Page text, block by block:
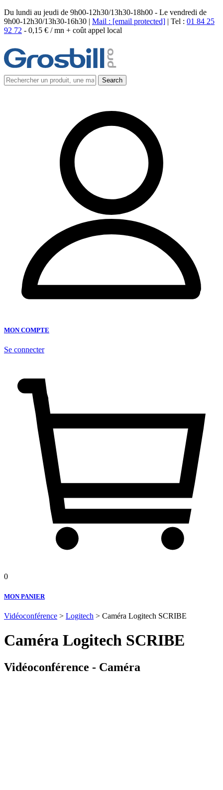
Du lundi au jeudi de 9h00-12h30/13h30-18h00 - Le vendredi de
9h00-12h30/13h30-16h30 | Mail : [email protected] | Tel : 01 84 25
92 72 - 0,15 € / mn + coût appel local
MON COMPTE
Se connecter
0
MON PANIER
Vidéoconférence > Logitech > Caméra Logitech SCRIBE
Caméra Logitech SCRIBE
Vidéoconférence - Caméra